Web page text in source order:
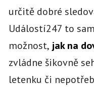
určitě dobré
Událostí247 to
možnost, jak na
zvládne šikovně
letenku či